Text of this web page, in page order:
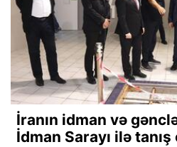
İranın idman və
İdman Sarayı ilə tanış